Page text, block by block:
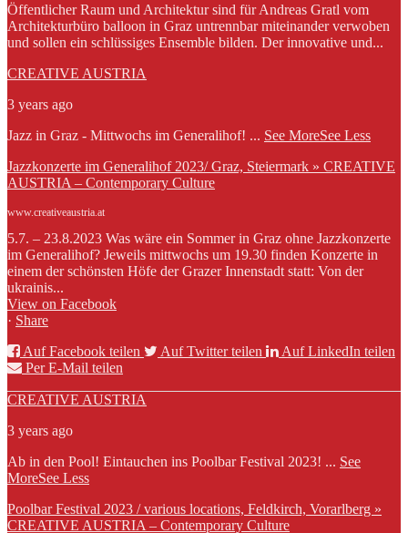
Öffentlicher Raum und Architektur sind für Andreas Gratl vom
Architekturbüro balloon in Graz untrennbar miteinander verwoben
und sollen ein schlüssiges Ensemble bilden. Der innovative und...
CREATIVE AUSTRIA
3 years ago
Jazz in Graz - Mittwochs im Generalihof! ... See MoreSee Less
Jazzkonzerte im Generalihof 2023/ Graz, Steiermark » CREATIVE
AUSTRIA – Contemporary Culture
www.creativeaustria.at
5.7. – 23.8.2023 Was wäre ein Sommer in Graz ohne Jazzkonzerte
im Generalihof? Jeweils mittwochs um 19.30 finden Konzerte in
einem der schönsten Höfe der Grazer Innenstadt statt: Von der
ukrainis...
View on Facebook
· Share
Auf Facebook teilen
Auf Twitter teilen
Auf LinkedIn teilen
Per E-Mail teilen
CREATIVE AUSTRIA
3 years ago
Ab in den Pool! Eintauchen ins Poolbar Festival 2023! ... See
MoreSee Less
Poolbar Festival 2023 / various locations, Feldkirch, Vorarlberg »
CREATIVE AUSTRIA – Contemporary Culture